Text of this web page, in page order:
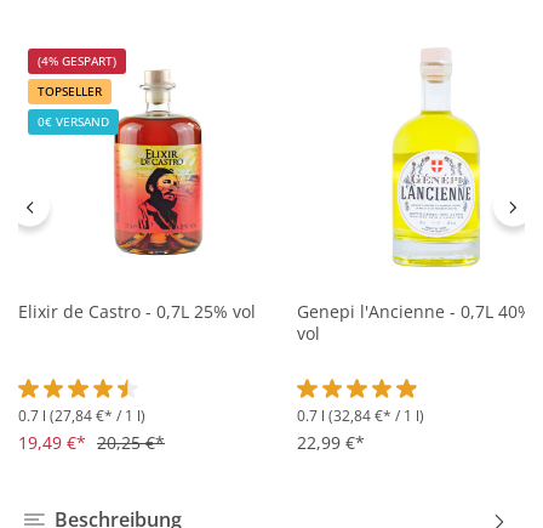
(4% GESPART)
TOPSELLER
0€ VERSAND
Elixir de Castro - 0,7L 25% vol
Durchschnittliche Bewertung von 4.5 von 5 Sternen
0.7 l (27,84 €* / 1 l)
19,49 €* 20,25 €*
Genepi l'Ancienne - 0,7L 40%
vol
Durchschnittliche
0.7 l (32,84 €* / 1 l)
22,99 €*
Beschreibung